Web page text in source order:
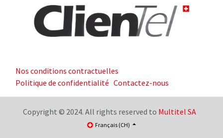
Nos conditions contractuelles
Politique de confidentialité Contactez-nous
Copyright © 2024. All rights reserved to Multitel SA
Français (CH)